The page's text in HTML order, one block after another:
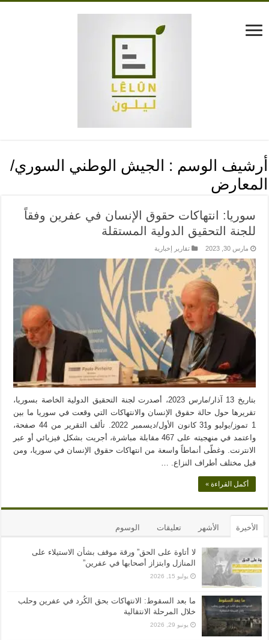
أرشيف الوسم : الجيش الوطني السوري/
المعارض
سوريا: انتهاكات حقوق الإنسان في عفرين وفقاً
للجنة التحقيق الدولية المستقلة
مارس 30, 2023 تقارير إخبارية
بتاريخ 13 آذار/مارس 2023، أصدرت لجنة التحقيق الدولية الخاصة بسوريا،
تقريرها حول حالة حقوق الإنسان والانتهاكات التي وقعت في سوريا ما بين
1 تموز/يوليو و31 كانون الأول/ديسمبر 2022. تألف التقرير من 44 صفحة،
واعتمد في منهجيته على 467 مقابلة مباشرة، أجريت بشكل فيزيائي أو عبر
الانترنت. وغطّى أنماطاً واسعة من انتهاكات حقوق الإنسان في سوريا، ومن
قبل مختلف أطراف النزاع. …
أكمل القراءة »
الأخيرة الأشهر تعليقات الوسوم
لا أتاوة على الحق” ورقة موقف بشأن الاستيلاء على
المنازل وابتزاز أصحابها في عفرين”
يوليو 15, 2026
ما بعد السقوط: الانتهاكات بحق الكُرد في عفرين وحلب
خلال المرحلة الانتقالية
يونيو 29, 2026